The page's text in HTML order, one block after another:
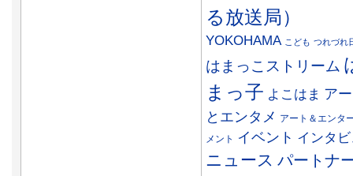
る放送局）
YOKOHAMA こども つれづれ
はまっこストリーム
まっ子 よこはま ア
とエンタメ アート＆エンタ
メント
イベント インタ
ニュース パートナ